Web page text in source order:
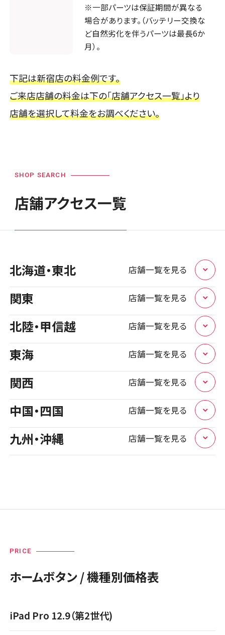
※一部パーツは保証期間が異なる
場合があります。（バッテリー交換な
ど自然劣化を伴うパーツは最長6か
月）。
下記は新宿店の料金例です。
ご来店店舗の料金は下の「店舗アクセス一覧」より
店舗を選択して料金をお調べください。
SHOP SEARCH
店舗アクセス一覧
北海道・東北 店舗一覧を見る
店頭修理店
スマホスピタル大丸札幌
店舗に電話
関東 店舗一覧を見る
栃木県
店頭修理店
スマホスピタル宇都宮
店舗ページへ 店舗に電話
群馬県1店舗
店舗ページへ 店舗に電話
埼玉県9店舗
店頭修理店
店舗ページへ
北陸・甲信越 店舗一覧を見る
店頭修理店
スマホスピタルアル・プラザ小松
店舗ページへ 店舗に電話
スマホスピタル 北陸総合修理センター
長野県1店舗
スマホスピタル 長野
東海 店舗一覧を見る
店頭修理店
スマホスピタル岐阜
店頭修理店
関西 店舗一覧を見る
店頭修理店
スマホスピタル by デジホ 梅田地下（うめちか）
店舗ページへ 店舗に電話
中国・四国 店舗一覧を見る
岡山県1店舗
店頭修理店
店舗ページへ
九州・沖縄 店舗一覧を見る
スマホスピタル 香椎九産大前
PRICE
ホームボタン / 機種別価格表
iPad Pro 12.9（第2世代)